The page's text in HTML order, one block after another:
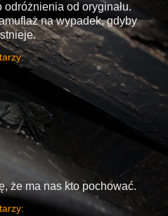
od oryginału.
na wypadek, gdyby
że ma nas kto pochować.